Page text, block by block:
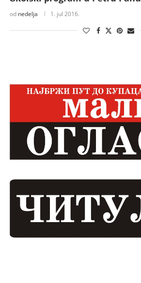
od nedelja 1. jul 2016.